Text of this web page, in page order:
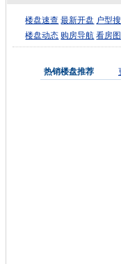
楼盘速查 最新开盘 户型
楼盘动态 购房导航 看房
热销楼盘推荐